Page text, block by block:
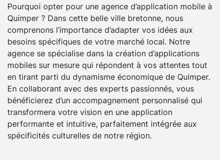
Pourquoi opter pour une agence d’application mobile à
Quimper ? Dans cette belle ville bretonne, nous
comprenons l’importance d’adapter vos idées aux
besoins spécifiques de votre marché local. Notre
agence se spécialise dans la création d’applications
mobiles sur mesure qui répondent à vos attentes tout
en tirant parti du dynamisme économique de Quimper.
En collaborant avec des experts passionnés, vous
bénéficierez d’un accompagnement personnalisé qui
transformera votre vision en une application
performante et intuitive, parfaitement intégrée aux
spécificités culturelles de notre région.